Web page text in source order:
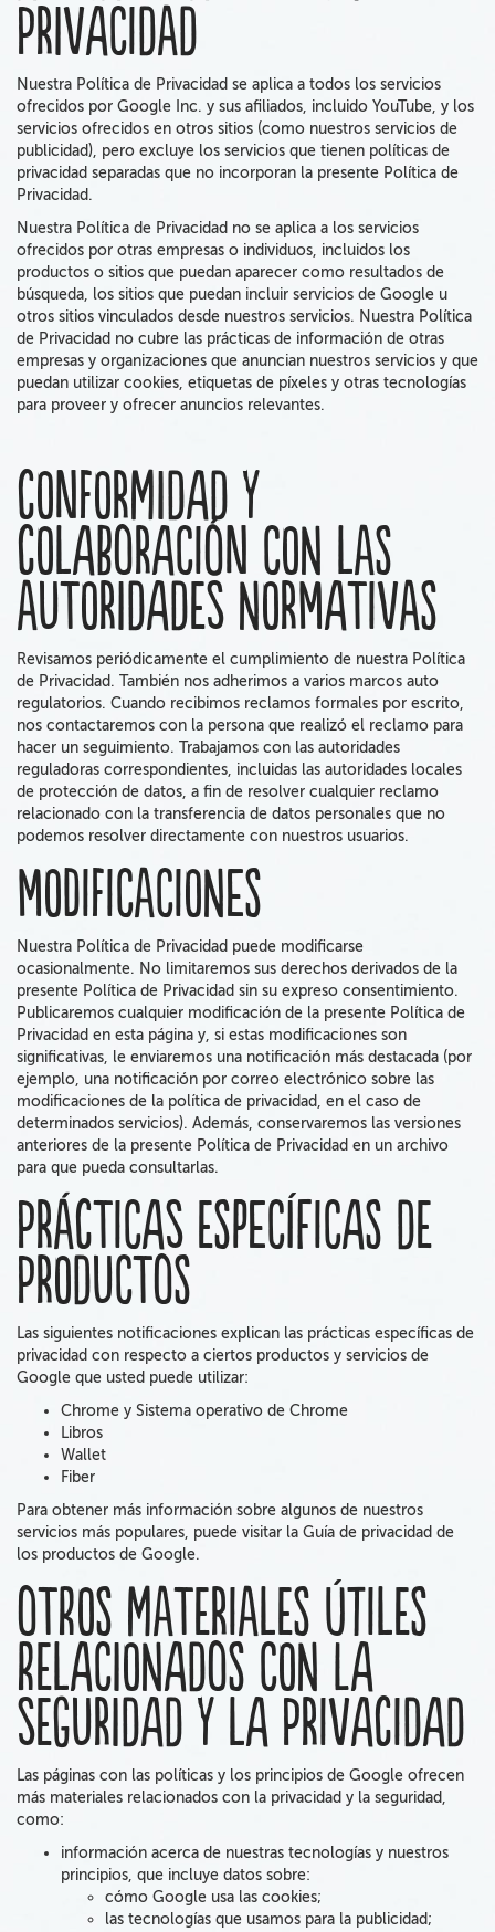
Privacidad
Nuestra Política de Privacidad se aplica a todos los servicios
ofrecidos por Google Inc. y sus afiliados, incluido YouTube, y los
servicios ofrecidos en otros sitios (como nuestros servicios de
publicidad), pero excluye los servicios que tienen políticas de
privacidad separadas que no incorporan la presente Política de
Privacidad.
Nuestra Política de Privacidad no se aplica a los servicios
ofrecidos por otras empresas o individuos, incluidos los
productos o sitios que puedan aparecer como resultados de
búsqueda, los sitios que puedan incluir servicios de Google u
otros sitios vinculados desde nuestros servicios. Nuestra Política
de Privacidad no cubre las prácticas de información de otras
empresas y organizaciones que anuncian nuestros servicios y que
puedan utilizar cookies, etiquetas de píxeles y otras tecnologías
para proveer y ofrecer anuncios relevantes.
Conformidad y
colaboración con las
autoridades normativas
Revisamos periódicamente el cumplimiento de nuestra Política
de Privacidad. También nos adherimos a varios marcos auto
regulatorios. Cuando recibimos reclamos formales por escrito,
nos contactaremos con la persona que realizó el reclamo para
hacer un seguimiento. Trabajamos con las autoridades
reguladoras correspondientes, incluidas las autoridades locales
de protección de datos, a fin de resolver cualquier reclamo
relacionado con la transferencia de datos personales que no
podemos resolver directamente con nuestros usuarios.
Modificaciones
Nuestra Política de Privacidad puede modificarse
ocasionalmente. No limitaremos sus derechos derivados de la
presente Política de Privacidad sin su expreso consentimiento.
Publicaremos cualquier modificación de la presente Política de
Privacidad en esta página y, si estas modificaciones son
significativas, le enviaremos una notificación más destacada (por
ejemplo, una notificación por correo electrónico sobre las
modificaciones de la política de privacidad, en el caso de
determinados servicios). Además, conservaremos las versiones
anteriores de la presente Política de Privacidad en un archivo
para que pueda consultarlas.
Prácticas específicas de
productos
Las siguientes notificaciones explican las prácticas específicas de
privacidad con respecto a ciertos productos y servicios de
Google que usted puede utilizar:
Chrome y Sistema operativo de Chrome
Libros
Wallet
Fiber
Para obtener más información sobre algunos de nuestros
servicios más populares, puede visitar la Guía de privacidad de
los productos de Google.
Otros materiales útiles
relacionados con la
seguridad y la privacidad
Las páginas con las políticas y los principios de Google ofrecen
más materiales relacionados con la privacidad y la seguridad,
como:
información acerca de nuestras tecnologías y nuestros
principios, que incluye datos sobre:
cómo Google usa las cookies;
las tecnologías que usamos para la publicidad;